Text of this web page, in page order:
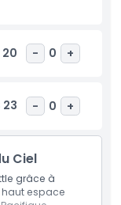
20 - 0 +
23 - 0 +
Ciel
grâce à
haut espace